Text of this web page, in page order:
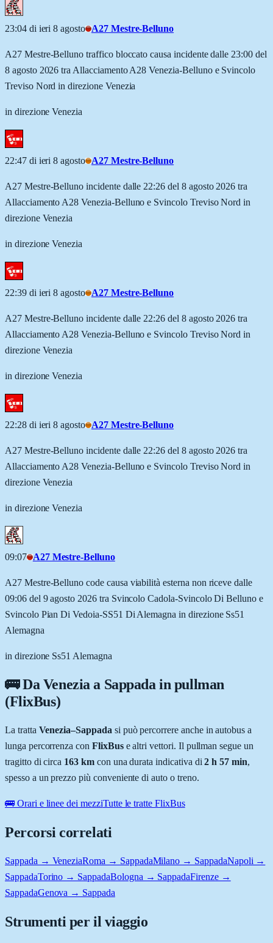
23:04 di ieri 8 agosto A27 Mestre-Belluno
A27 Mestre-Belluno traffico bloccato causa incidente dalle 23:00 del
8 agosto 2026 tra Allacciamento A28 Venezia-Belluno e Svincolo
Treviso Nord in direzione Venezia
in direzione Venezia
22:47 di ieri 8 agosto A27 Mestre-Belluno
A27 Mestre-Belluno incidente dalle 22:26 del 8 agosto 2026 tra
Allacciamento A28 Venezia-Belluno e Svincolo Treviso Nord in
direzione Venezia
in direzione Venezia
22:39 di ieri 8 agosto A27 Mestre-Belluno
A27 Mestre-Belluno incidente dalle 22:26 del 8 agosto 2026 tra
Allacciamento A28 Venezia-Belluno e Svincolo Treviso Nord in
direzione Venezia
in direzione Venezia
22:28 di ieri 8 agosto A27 Mestre-Belluno
A27 Mestre-Belluno incidente dalle 22:26 del 8 agosto 2026 tra
Allacciamento A28 Venezia-Belluno e Svincolo Treviso Nord in
direzione Venezia
in direzione Venezia
09:07 A27 Mestre-Belluno
A27 Mestre-Belluno code causa viabilità esterna non riceve dalle
09:06 del 9 agosto 2026 tra Svincolo Cadola-Svincolo Di Belluno e
Svincolo Pian Di Vedoia-SS51 Di Alemagna in direzione Ss51
Alemagna
in direzione Ss51 Alemagna
🚌 DaVeneziaa Sappadain pullman
(FlixBus)
La tratta Venezia–Sappada si può percorrere anche in autobus a
lunga percorrenza con FlixBuse altri vettori. Il pullman segue un
tragitto di circa 163 kmcon una durata indicativa di 2 h 57 min,
spesso a un prezzo più conveniente di auto o treno.
🚌 Orari e linee dei mezziTutte le tratte FlixBus
Percorsi correlati
Sappada → VeneziaRoma → SappadaMilano → SappadaNapoli →
SappadaTorino → SappadaBologna → SappadaFirenze →
SappadaGenova → Sappada
Strumenti per il viaggio